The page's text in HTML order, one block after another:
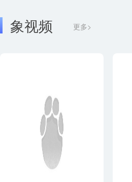
象视频 更多>